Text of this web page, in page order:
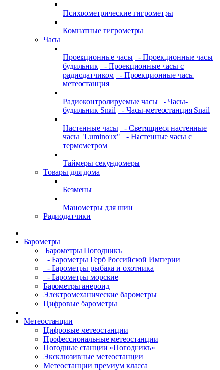
Психрометрические гигрометры
Комнатные гигрометры
Часы
Проекционные часы
- Проекционные часы
будильник
- Проекционные часы с
радиодатчиком
- Проекционные часы
метеостанция
Радиоконтролируемые часы
- Часы-
будильник Snail
- Часы-метеостанция Snail
Настенные часы
- Светящиеся настенные
часы "Luminoux"
- Настенные часы с
термометром
Таймеры секундомеры
Товары для дома
Безмены
Манометры для шин
Радиодатчики
Барометры
Барометры Погодникъ
- Барометры Герб Российской Империи
- Барометры рыбака и охотника
- Барометры морские
Барометры анероид
Электромеханические барометры
Цифровые барометры
Метеостанции
Цифровые метеостанции
Профессиональные метеостанции
Погодные станции «Погодникъ»
Эксклюзивные метеостанции
Метеостанции премиум класса